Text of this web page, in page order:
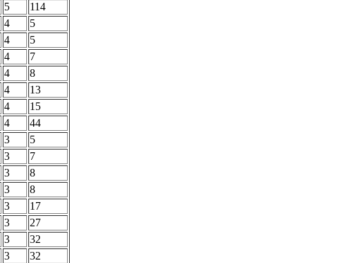
5
114
4
5
4
5
4
7
4
8
4
13
4
15
4
44
3
5
3
7
3
8
3
8
3
17
3
27
3
32
3
32